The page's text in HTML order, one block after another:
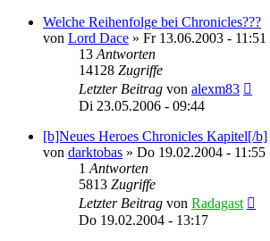
Welche Reihenfolge bei Chronicles???
von Lord Dace » Fr 13.06.2003 - 11:51
13 Antworten
14128 Zugriffe
Letzter Beitrag von alexm83
Di 23.05.2006 - 09:44
[b]Neues Heroes Chronicles Kapitel[/b]
von darktobas » Do 19.02.2004 - 11:55
1 Antworten
5813 Zugriffe
Letzter Beitrag von Radagast
Do 19.02.2004 - 13:17